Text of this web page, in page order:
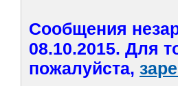
Сообщения
08.10.2015. Для
пожалуйста,